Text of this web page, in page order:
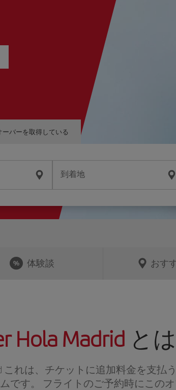
ーバーを取得している
到着地
体験談 おす
Hola Madrid と
これは、チケットに追加料金を支払
です。 フライトのご予約時にこの